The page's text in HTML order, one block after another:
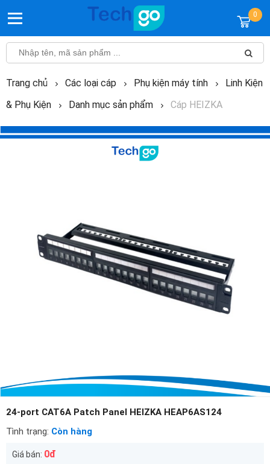
0
Trang chủ Các loại cáp Phụ kiện máy tính
Linh Kiện
& Phụ Kiện
Danh mục sản phẩm Cáp HEIZKA
24-port CAT6A Patch Panel HEIZKA HEAP6AS124
Tình trạng: Còn hàng
Giá bán: 0đ